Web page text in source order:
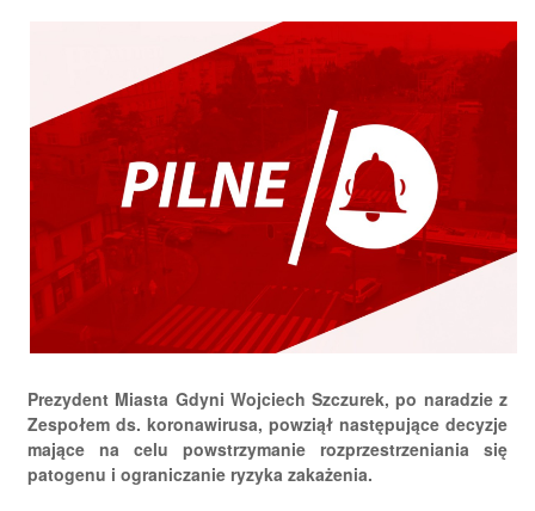
Prezydent Miasta Gdyni Wojciech Szczurek, po naradzie z
Zespołem ds. koronawirusa, powziął następujące decyzje
mające na celu powstrzymanie rozprzestrzeniania się
patogenu i ograniczanie ryzyka zakażenia.